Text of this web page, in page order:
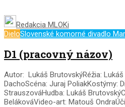
Redakcia MLOKi
DieloSlovenské komorné divadlo
D1 (pracovný názov)
Autor: Lukáš BrutovskýRéžia:
DachoScéna: Juraj PoliakKostýmy:
StrauszováHudba: Lukáš
BelákováVideo-art: Matouš